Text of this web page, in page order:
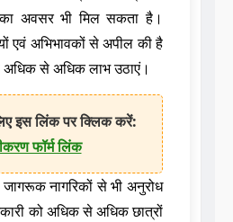
का अवसर भी मिल सकता है।
एवं अभिभावकों से अपील की है
से अधिक लाभ उठाएं।
इस लिंक पर क्लिक करें:
फॉर्म लिंक
नागरिकों से भी अनुरोध
को अधिक से अधिक छात्रों